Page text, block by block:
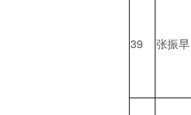
39 张振旱